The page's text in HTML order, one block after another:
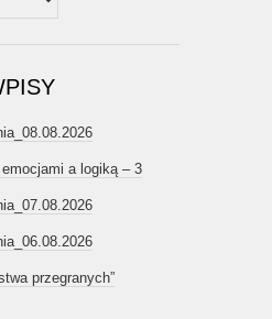
a logiką – 3
przegranych”